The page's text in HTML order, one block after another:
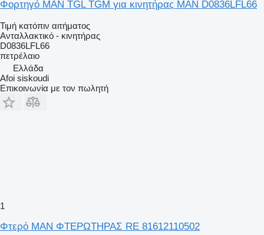
Φορτηγό MAN TGL TGM για κινητήρας MAN D0836LFL66
Τιμή κατόπιν αιτήματος
Ανταλλακτικό - κινητήρας
D0836LFL66
πετρέλαιο
Ελλάδα
Afoi siskoudi
Επικοινωνία με τον πωλητή
1
Φτερό MAN ΦΤΕΡΩΤΗΡΑΣ RE 81612110502